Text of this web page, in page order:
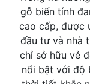
gỗ biến tính
cao cấp, được
đầu tư và nhà
chỉ sở hữu vẻ
nổi bật với độ